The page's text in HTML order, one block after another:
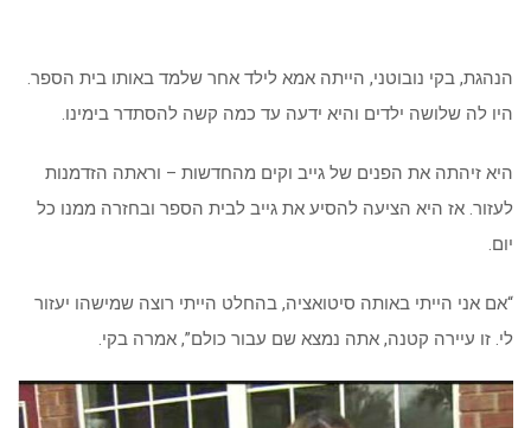
הנהגת, בקי נובוטני, הייתה אמא לילד אחר שלמד באותו בית הספר.
היו לה שלושה ילדים והיא ידעה עד כמה קשה להסתדר בימינו.
היא זיהתה את הפנים של גייב וקים מהחדשות – וראתה הזדמנות
לעזור. אז היא הציעה להסיע את גייב לבית הספר ובחזרה ממנו כל
יום.
“אם אני הייתי באותה סיטואציה, בהחלט הייתי רוצה שמישהו יעזור
לי. זו עיירה קטנה, אתה נמצא שם עבור כולם”, אמרה בקי.